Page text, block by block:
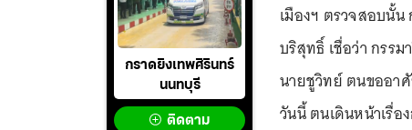
กราดยิงเทพศิรินทร์
นนทบุรี
ติดตาม
เมืองฯ ตรวจสอบนั้
บริสุทธิ์ เชื่อว่า กรร
นายชูวิทย์ ตนขออา
วันนี้ ตนเดินหน้าเรื่อ